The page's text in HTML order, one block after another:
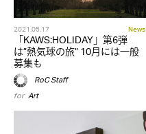
2021.05.17 News
「KAWS:HOLIDAY」第6弾
は”熱気球の旅” 10月には一般
募集も
RoC Staff
for Art